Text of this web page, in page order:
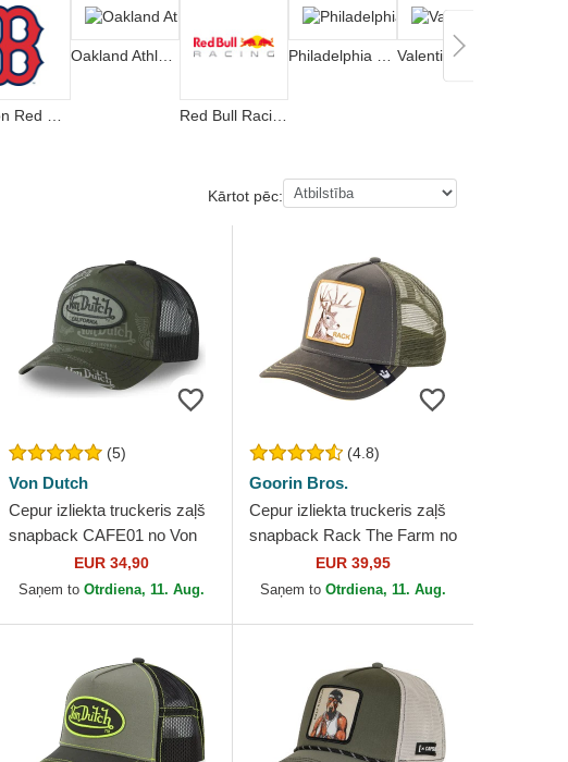
Oakland Athletics Philadelphia Phillies
Kārtot pēc:
(5)
Von Dutch
Cepur izliekta truckeris zaļš
snapback CAFE01 no Von
EUR 34,90
Saņem toOtrdiena, 11. Aug.
(4.8)
Goorin Bros.
Cepur izliekta truckeris zaļš
snapback Rack The Farm no
Goorin Bros.EUR 39,95
Saņem to Otrdiena, 11. Aug.